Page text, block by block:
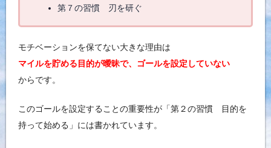
第７の習慣 刃を研ぐ
モチベーションを保てない大きな理由は
マイルを貯める目的が曖昧で、ゴールを設定していない
からです。
このゴールを設定することの重要性が「第２の習慣 目的を
持って始める」には書かれています。